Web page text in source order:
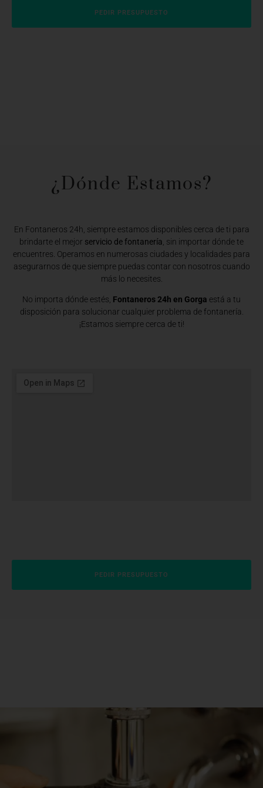
PEDIR PRESUPUESTO
¿Dónde Estamos?​
En Fontaneros 24h, siempre estamos disponibles cerca de ti para
brindarte el mejor servicio de fontanería , sin importar dónde te
encuentres. Operamos en numerosas ciudades y localidades para
asegurarnos de que siempre puedas contar con nosotros cuando
más lo necesites.
No importa dónde estés, Fontaneros 24h en Gorga está a tu
disposición para solucionar cualquier problema de fontanería.
¡Estamos siempre cerca de ti!
PEDIR PRESUPUESTO